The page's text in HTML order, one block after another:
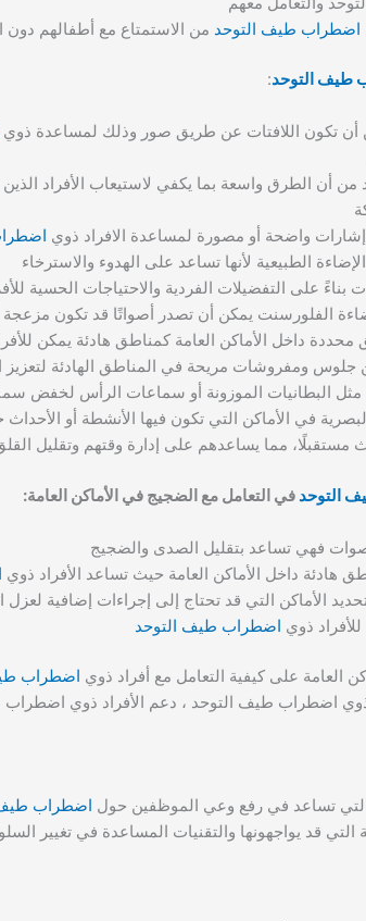
اضطراب طيف التوحد من الاستمتاع مع أطفالهم دون
طيف التوحد:
تكون اللافتات عن طريق صور وذلك لمساعدة ذوي
من أن الطرق واسعة بما يكفي لاستيعاب الأفراد
واضحة أو مصورة لمساعدة الافراد ذوي
الطبيعية لأنها تساعد على الهدوء والاسترخاء
بناءً على التفضيلات الفردية والاحتياجات الحسية
الفلورسنت يمكن أن تصدر أصواتًا قد تكون مزعجة
داخل الأماكن العامة كمناطق هادئة يمكن للأفراد
ومفروشات مريحة في المناطق الهادئة لتعزيز
البطانيات الموزونة أو سماعات الرأس لخفض
في الأماكن التي تكون فيها الأنشطة أو
مستقبلًا، مما يساعدهم على إدارة وقتهم وتقليل
التوحد في التعامل مع الضجيج في الأماكن العامة:
فهي تساعد بتقليل الصدى والضجيج
هادئة داخل الأماكن العامة حيث تساعد الأفراد ذوي
الأماكن التي قد تحتاج إلى إجراءات إضافية
ذوي اضطراب طيف التوحد
العامة على كيفية التعامل مع أفراد ذوي اضطراب
ذوي اضطراب طيف التوحد ، دعم الأفراد ذوي
التي تساعد في رفع وعي الموظفين حول اضطراب طيف
قد يواجهونها والتقنيات المساعدة في تغيير